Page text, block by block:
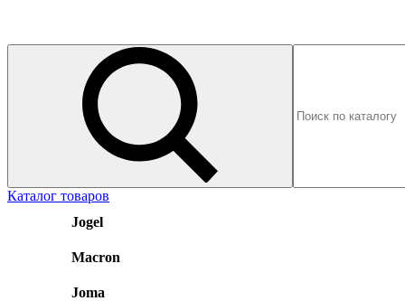
Каталог товаров
Jogel
Macron
Joma